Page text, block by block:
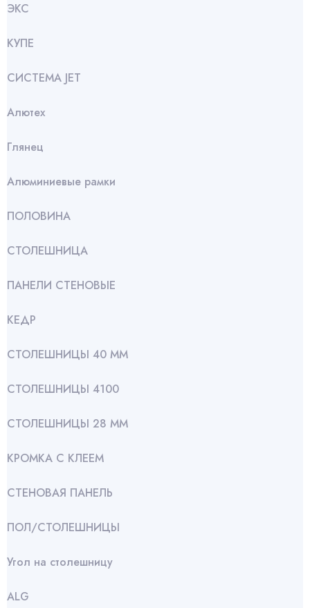
ЭКС
КУПЕ
СИСТЕМА JET
Алютех
Глянец
Алюминиевые рамки
ПОЛОВИНА
СТОЛЕШНИЦА
ПАНЕЛИ СТЕНОВЫЕ
КЕДР
СТОЛЕШНИЦЫ 40 ММ
СТОЛЕШНИЦЫ 4100
СТОЛЕШНИЦЫ 28 ММ
КРОМКА С КЛЕЕМ
СТЕНОВАЯ ПАНЕЛЬ
ПОЛ/СТОЛЕШНИЦЫ
Угол на столешницу
АLG